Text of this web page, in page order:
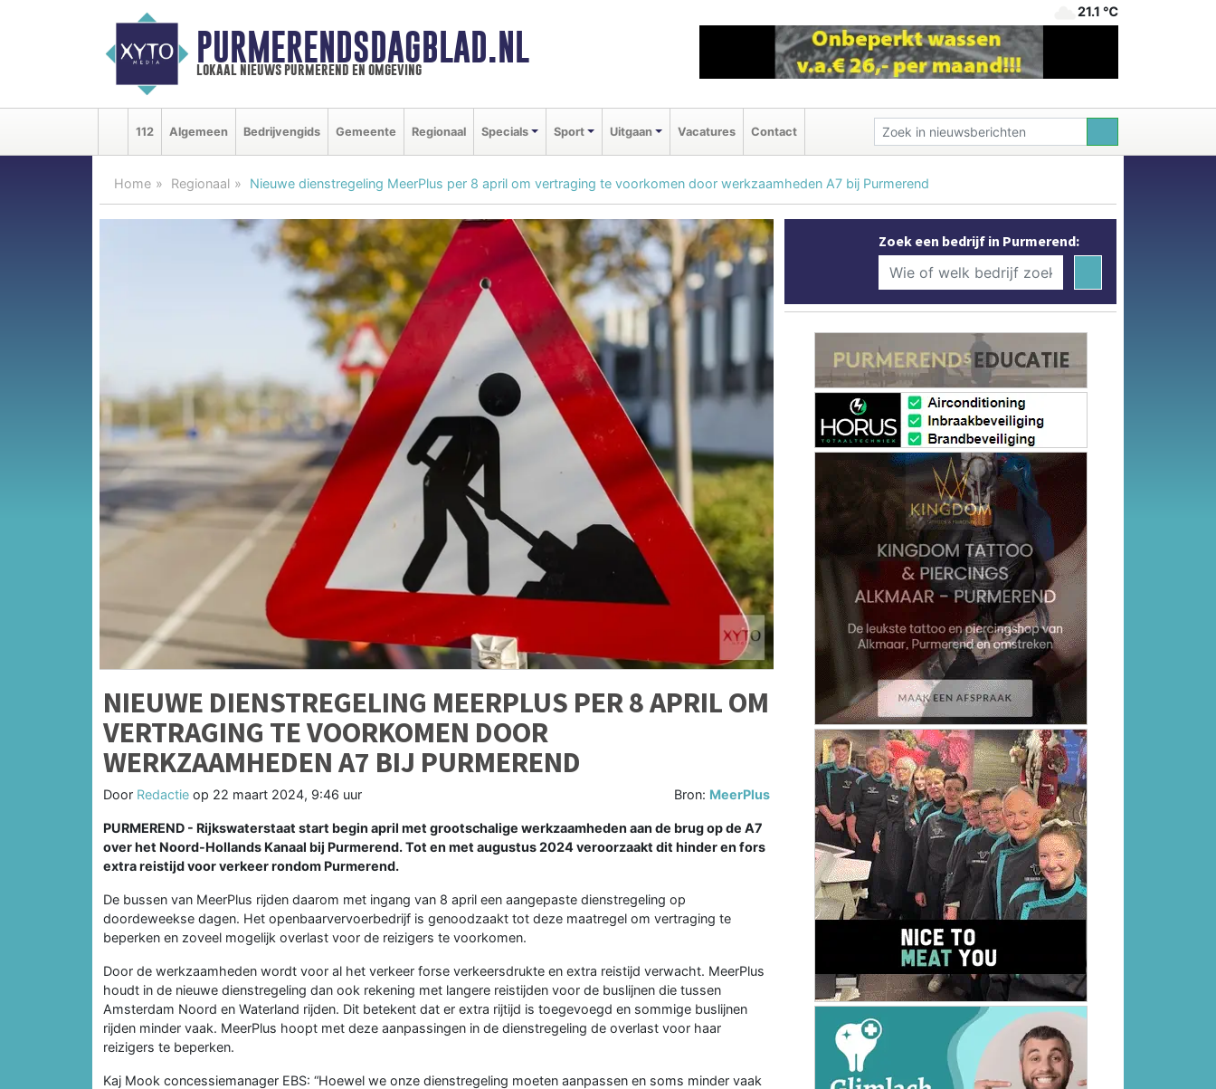
PURMERENDSDAGBLAD.NL
lokaal nieuws purmerend en omgeving
21.1 ℃
112 Algemeen Bedrijvengids Gemeente Regionaal Specials Sport Uitgaan Vacatures Contact
Home Regionaal Nieuwe dienstregeling MeerPlus per 8 april om vertraging te voorkomen door werkzaamheden A7 bij Purmerend
NIEUWE DIENSTREGELING MEERPLUS PER 8 APRIL OM
VERTRAGING TE VOORKOMEN DOOR
WERKZAAMHEDEN A7 BIJ PURMEREND
Door Redactie op 22 maart 2024, 9:46 uur Bron: MeerPlus
PURMEREND - Rijkswaterstaat start begin april met grootschalige werkzaamheden aan de brug op de A7
over het Noord-Hollands Kanaal bij Purmerend. Tot en met augustus 2024 veroorzaakt dit hinder en fors
extra reistijd voor verkeer rondom Purmerend.
De bussen van MeerPlus rijden daarom met ingang van 8 april een aangepaste dienstregeling op
doordeweekse dagen. Het openbaarvervoerbedrijf is genoodzaakt tot deze maatregel om vertraging te
beperken en zoveel mogelijk overlast voor de reizigers te voorkomen.
Door de werkzaamheden wordt voor al het verkeer forse verkeersdrukte en extra reistijd verwacht. MeerPlus
houdt in de nieuwe dienstregeling dan ook rekening met langere reistijden voor de buslijnen die tussen
Amsterdam Noord en Waterland rijden. Dit betekent dat er extra rijtijd is toegevoegd en sommige buslijnen
rijden minder vaak. MeerPlus hoopt met deze aanpassingen in de dienstregeling de overlast voor haar
reizigers te beperken.
Kaj Mook concessiemanager EBS: “Hoewel we onze dienstregeling moeten aanpassen en soms minder vaak
Zoek een bedrijf in Purmerend: